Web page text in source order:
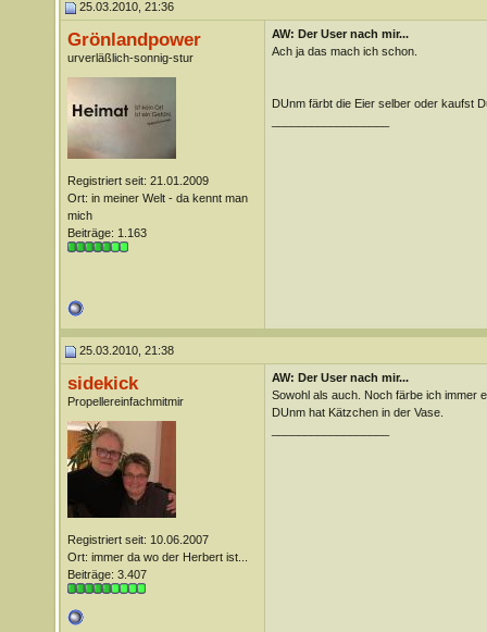
25.03.2010, 21:36
Grönlandpower
urverläßlich-sonnig-stur
Registriert seit: 21.01.2009
Ort: in meiner Welt - da kennt man
mich
Beiträge: 1.163
AW: Der User nach mir...
Ach ja das mach ich schon.
DUnm färbt die Eier selber oder kaufst
25.03.2010, 21:38
sidekick
Propellereinfachmitmir
Registriert seit: 10.06.2007
Ort: immer da wo der Herbert ist...
Beiträge: 3.407
AW: Der User nach mir...
Sowohl als auch. Noch färbe ich immer
DUnm hat Kätzchen in der Vase.